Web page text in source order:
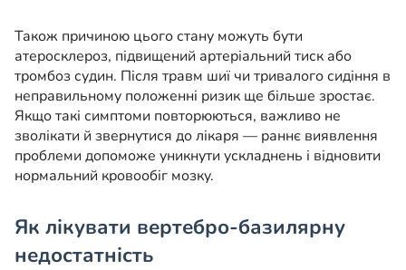
Також причиною цього стану можуть бути
атеросклероз, підвищений артеріальний тиск або
тромбоз судин. Після травм шиї чи тривалого сидіння в
неправильному положенні ризик ще більше зростає.
Якщо такі симптоми повторюються, важливо не
зволікати й звернутися до лікаря — раннє виявлення
проблеми допоможе уникнути ускладнень і відновити
нормальний кровообіг мозку.
Як лікувати вертебро-базилярну
недостатність